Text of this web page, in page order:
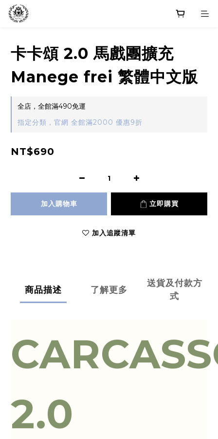
卡卡頌 2.0 馬戲團擴充
Manege frei 繁體中文版
全店，全館滿490免運
指定分類，官網 全館滿2000 優惠9折
NT$690
加入購物車 立即購買
加入追蹤清單
商品描述 了解更多
送貨及付款方
式
2.0